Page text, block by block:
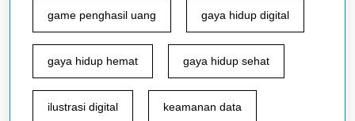
game penghasil uang gaya hidup digital
gaya hidup hemat gaya hidup sehat
ilustrasi digital keamanan data